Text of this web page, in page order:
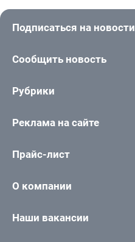
Подписаться на новости
Сообщить новость
Рубрики
Реклама на сайте
Прайс-лист
О компании
Наши вакансии